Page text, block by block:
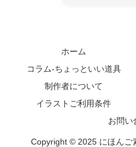
ホーム
コラム-ちょっといい道具
制作者について
イラストご利用条件
お問い
Copyright © 2025 にほんご